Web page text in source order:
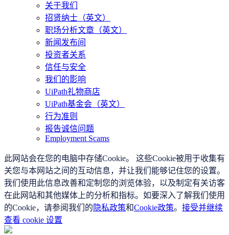
关于我们
招贤纳士（英文）
职场分析文章（英文）
新闻发布间
投资者关系
信任与安全
我们的影响
UiPath礼物商店
UiPath基金会（英文）
行为准则
报告诚信问题
Employment Scams
此网站会在您的电脑中存储Cookie。 这些Cookie被用于收集有
关您与本网站之间的互动信息，并让我们能够记住您的设置。
我们使用此信息改善和定制您的浏览体验，以及制定有关访客
在此网站和其他媒体上的分析和指标。如要深入了解我们使用
的Cookie，请参阅我们的 隐私政策和Cookie政策。 接受并继续
查看 cookie 设置